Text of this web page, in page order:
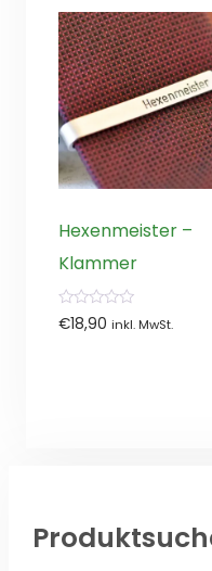
Hexenmeister –
Klammer
0
von
€18,90 inkl. MwSt.